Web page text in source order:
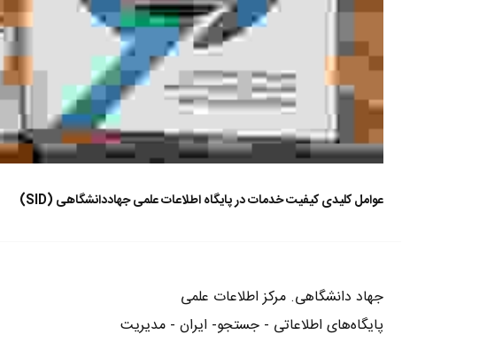
عوامل کلیدی کیفیت خدمات در پایگاه اطلاعات علمی جهاددانشگاهی (SID)
جهاد دانشگاهی. مرکز اطلاعات علمی
پایگاه‌های اطلاعاتی - جستجو- ایران - مدیریت